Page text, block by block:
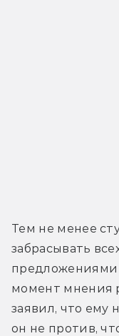
Тем не менее
забрасывать
предложениями
момент мнения
заявил, что ему
он не против,